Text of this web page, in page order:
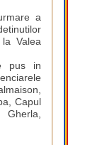
a
Valea
pus in
Capul